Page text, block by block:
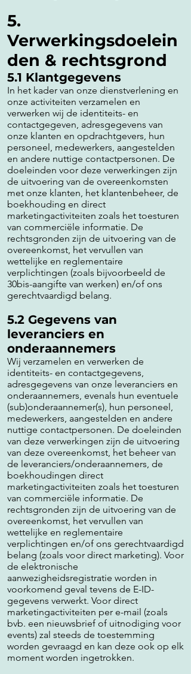
5.
Verwerkingsdoelein
den & rechtsgrond
5.1 Klantgegevens
In het kader van onze dienstverlening en
onze activiteiten verzamelen en
verwerken wij de identiteits- en
contactgegeven, adresgegevens van
onze klanten en opdrachtgevers, hun
personeel, medewerkers, aangestelden
en andere nuttige contactpersonen. De
doeleinden voor deze verwerkingen zijn
de uitvoering van de overeenkomsten
met onze klanten, het klantenbeheer, de
boekhouding en direct
marketingactiviteiten zoals het toesturen
van commerciële informatie. De
rechtsgronden zijn de uitvoering van de
overeenkomst, het vervullen van
wettelijke en reglementaire
verplichtingen (zoals bijvoorbeeld de
30bis-aangifte van werken) en/of ons
gerechtvaardigd belang.
5.2 Gegevens van
leveranciers en
onderaannemers
Wij verzamelen en verwerken de
identiteits- en contactgegevens,
adresgegevens van onze leveranciers en
onderaannemers, evenals hun eventuele
(sub)onderaannemer(s), hun personeel,
medewerkers, aangestelden en andere
nuttige contactpersonen. De doeleinden
van deze verwerkingen zijn de uitvoering
van deze overeenkomst, het beheer van
de leveranciers/onderaannemers, de
boekhoudingen direct
marketingactiviteiten zoals het toesturen
van commerciële informatie. De
rechtsgronden zijn de uitvoering van de
overeenkomst, het vervullen van
wettelijke en reglementaire
verplichtingen en/of ons gerechtvaardigd
belang (zoals voor direct marketing). Voor
de elektronische
aanwezigheidsregistratie worden in
voorkomend geval tevens de E-ID-
gegevens verwerkt. Voor direct
marketingactiviteiten per e-mail (zoals
bvb. een nieuwsbrief of uitnodiging voor
events) zal steeds de toestemming
worden gevraagd en kan deze ook op elk
moment worden ingetrokken.